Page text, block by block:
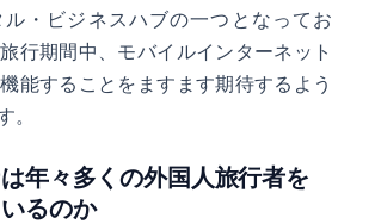
・ビジネスハブの一つとなってお
行期間中、モバイルインターネット
能することをますます期待するよう
。
年々多くの外国人旅行者を
るのか